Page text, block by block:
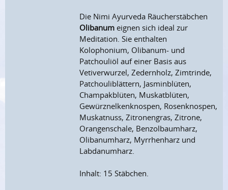
Die Nimi Ayurveda Räucherstäbchen
Olibanum eignen sich ideal zur
Meditation. Sie enthalten
Kolophonium, Olibanum- und
Patchouliöl auf einer Basis aus
Vetiverwurzel, Zedernholz, Zimtrinde,
Patchouliblättern, Jasminblüten,
Champakblüten, Muskatblüten,
Gewürznelkenknospen, Rosenknospen,
Muskatnuss, Zitronengras, Zitrone,
Orangenschale, Benzolbaumharz,
Olibanumharz, Myrrhenharz und
Labdanumharz.
Inhalt: 15 Stäbchen.